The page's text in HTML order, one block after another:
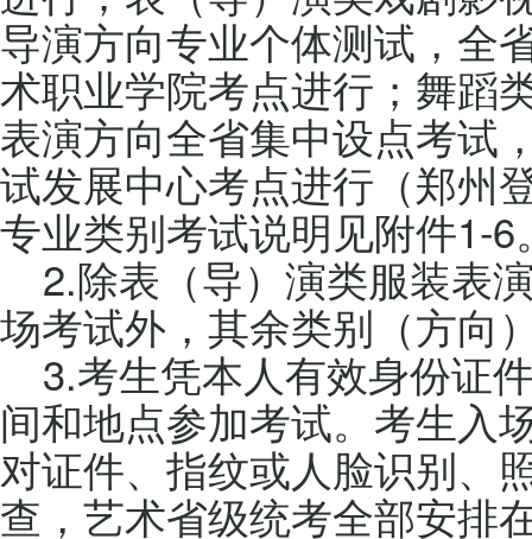
导演方向专业个体测试，全
术职业学院考点进行；舞蹈
表演方向全省集中设点考试
试发展中心考点进行（郑州
专业类别考试说明见附件1-6
2.除表（导）演类服装表
场考试外，其余类别（方向
3.考生凭本人有效身份证
间和地点参加考试。考生入
对证件、指纹或人脸识别、
查，艺术省级统考全部安排